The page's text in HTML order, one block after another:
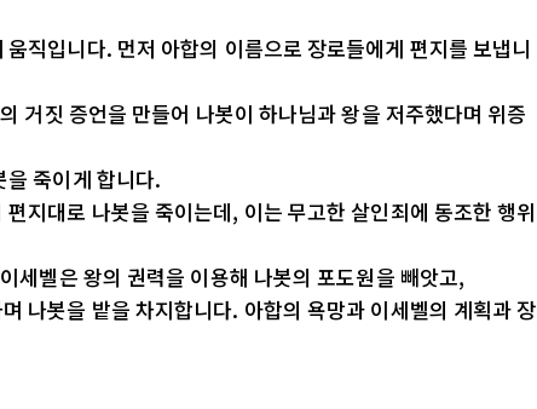
직입니다. 먼저 아합의 이름으로 장로들에게 편지를 보냅니
거짓 증언을 만들어 나봇이 하나님과 왕을 저주했다며 위증
을 죽이게 합니다.
지대로 나봇을 죽이는데, 이는 무고한 살인죄에 동조한 행위
세벨은 왕의 권력을 이용해 나봇의 포도원을 빼앗고,
나봇을 밭을 차지합니다. 아합의 욕망과 이세벨의 계획과 장